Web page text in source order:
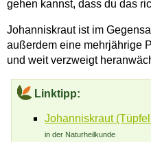
gehen kannst, dass du das
Johanniskraut ist im
außerdem eine mehrjährige
und weit verzweigt
Linktipp:
Johanniskraut
in der Naturheilkunde